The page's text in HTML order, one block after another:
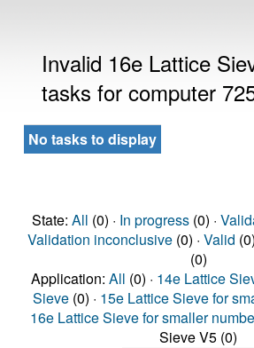
Invalid 16e Lattice
tasks for computer
No tasks to display
State: All (0) · In progress(0) ·
Validation inconclusive(0) · Valid
(0)
Application: All (0) · 14e Lattice
Sieve (0) · 15e Lattice Sieve for
16e Lattice Sieve for smaller
Sieve V5 (0)